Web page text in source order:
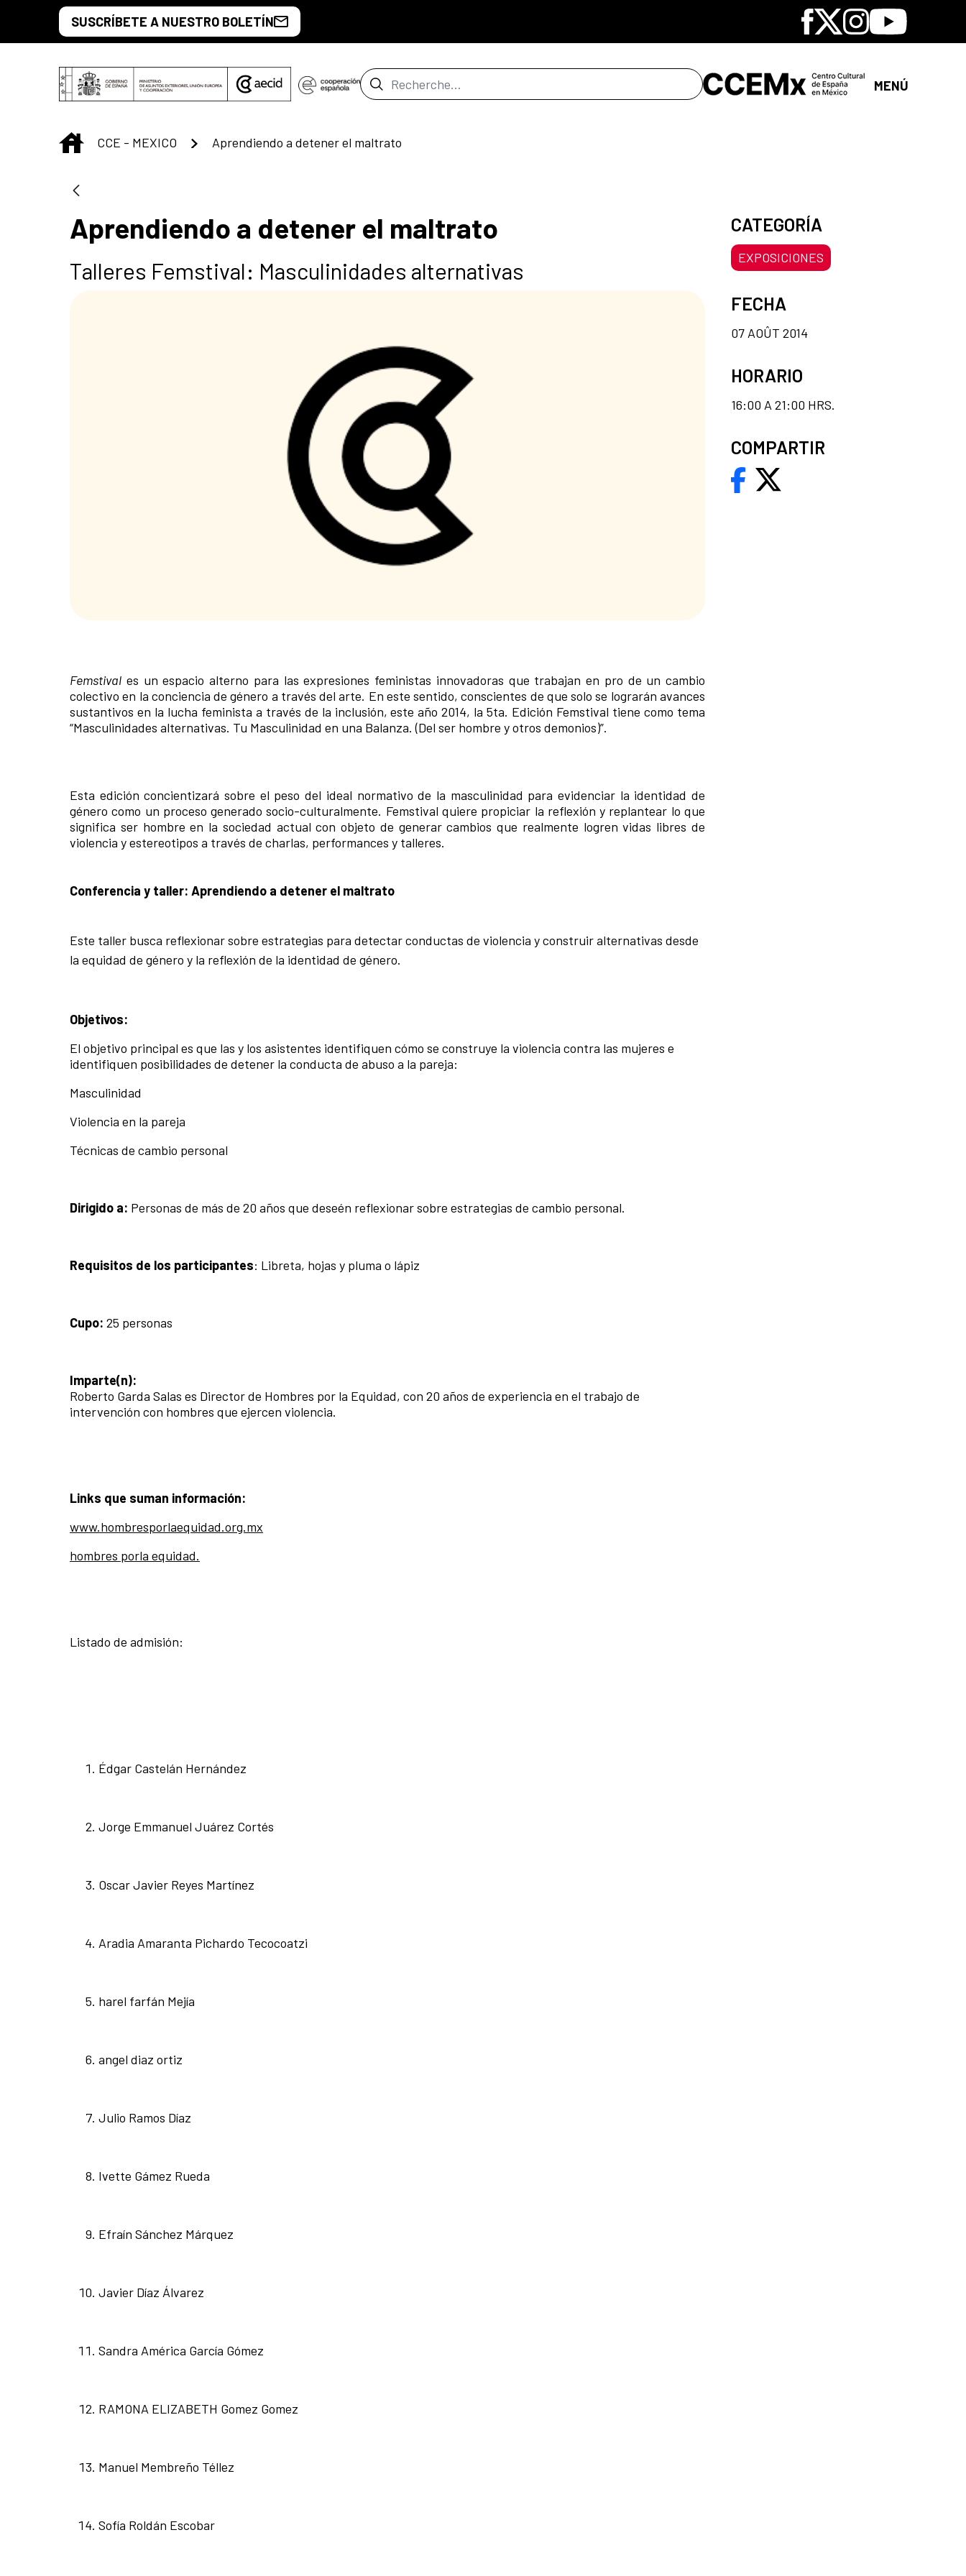
Saut au contenu principal
SUSCRÍBETE A NUESTRO BOLETÍN Facebook
X Instagram
Youtube
Barre de recherche MENÚ
INICIO
CCE - MEXICO Aprendiendo a detener el maltrato
Aprendiendo a detener el maltrato
Talleres Femstival: Masculinidades alternativas
Femstival es un espacio alterno para las expresiones feministas innovadoras que trabajan en pro de un cambio
colectivo en la conciencia de género a través del arte. En este sentido, conscientes de que solo se lograrán avances
sustantivos en la lucha feminista a través de la inclusión, este año 2014, la 5ta. Edición Femstival tiene como tema
“Masculinidades alternativas. Tu Masculinidad en una Balanza. (Del ser hombre y otros demonios)”.
Esta edición concientizará sobre el peso del ideal normativo de la masculinidad para evidenciar la identidad de
género como un proceso generado socio-culturalmente. Femstival quiere propiciar la reflexión y replantear lo que
significa ser hombre en la sociedad actual con objeto de generar cambios que realmente logren vidas libres de
violencia y estereotipos a través de charlas, performances y talleres.
Conferencia y taller: Aprendiendo a detener el maltrato
Este taller busca reflexionar sobre estrategias para detectar conductas de violencia y construir alternativas desde
la equidad de género y la reflexión de la identidad de género.
Objetivos:
El objetivo principal es que las y los asistentes identifiquen cómo se construye la violencia contra las mujeres e
identifiquen posibilidades de detener la conducta de abuso a la pareja:
Masculinidad
Violencia en la pareja
Técnicas de cambio personal
Dirigido a: Personas de más de 20 años que deseén reflexionar sobre estrategias de cambio personal.
Requisitos de los participantes: Libreta, hojas y pluma o lápiz
Cupo: 25 personas
Imparte(n):
Roberto Garda Salas es Director de Hombres por la Equidad, con 20 años de experiencia en el trabajo de
intervención con hombres que ejercen violencia.
Links que suman información:
www.hombresporlaequidad.org.mx
hombres porla equidad.
Listado de admisión:
Édgar Castelán Hernández
Jorge Emmanuel Juárez Cortés
Oscar Javier Reyes Martínez
Aradia Amaranta Pichardo Tecocoatzi
harel farfán Mejía
angel diaz ortiz
Julio Ramos Díaz
Ivette Gámez Rueda
Efraín Sánchez Márquez
Javier Díaz Álvarez
Sandra América García Gómez
RAMONA ELIZABETH Gomez Gomez
Manuel Membreño Téllez
Sofía Roldán Escobar
CATEGORÍA
EXPOSICIONES
FECHA
07 AOÛT 2014
HORARIO
16:00 A 21:00 HRS.
COMPARTIR